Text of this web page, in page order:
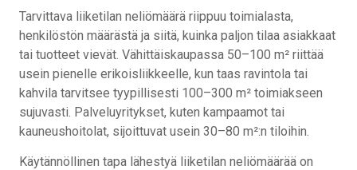
Tarvittava liiketilan neliömäärä riippuu toimialasta,
henkilöstön määrästä ja siitä, kuinka paljon tilaa asiakkaat
tai tuotteet vievät. Vähittäiskaupassa 50–100 m² riittää
usein pienelle erikoisliikkeelle, kun taas ravintola tai
kahvila tarvitsee tyypillisesti 100–300 m² toimiakseen
sujuvasti. Palveluyritykset, kuten kampaamot tai
kauneushoitolat, sijoittuvat usein 30–80 m²:n tiloihin.
Käytännöllinen tapa lähestyä liiketilan neliömäärää on